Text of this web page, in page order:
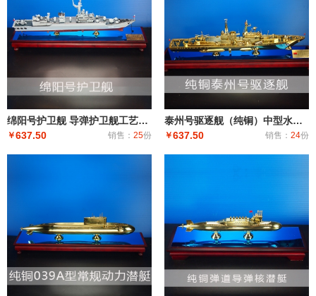
绵阳号护卫舰 导弹护卫舰工艺船航模纪念摆件展览收藏品送礼
￥637.50 销售： 25份
泰州号驱逐舰（纯铜）中型水面舰艇 军事海军舰艇模型 工艺船航模纪念摆件展览收藏品送
￥637.50 销售： 24份